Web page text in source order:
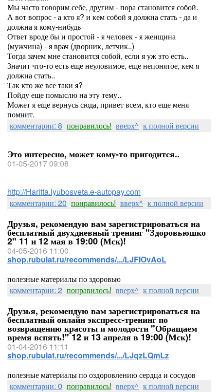
Мы часто говорим себе, другим - пора становится собой.
А вот вопрос - а кто я? и кем собой я должна стать - да и
должна я кому-нибудь
Ответ вроде бы и простой - я человек - я женщина
(мужчина) - я врач (дворник, летчик..)
Тогда зачем мне становится собой, если я уж это есть..
Значит что-то есть еще неуловимое, еще непонятое, кем я
должна стать..
Так кто же все таки я?
Пойду еще помыслю на эту тему..
Может я еще вернусь сюда, привет всем, кто еще меня
помнит.
комментарии: 8 понравилось! вверх^ к полной версии
Это интересно, может кому-то пригодится..
01-05-2017 09:08
http://Haritta.lyubosveta.e-autopay.com
комментарии: 20 понравилось! вверх^ к полной версии
Друзья, рекомендую вам зарегистрироваться на
бесплатный двухдневный тренинг "Здоровьюшко
2" 11 и 12 мая в 19:00 (Мск)!
04-05-2016 11:00
shop.rubulat.ru/recommends/.../LJFIOvAoL
полезные материалы по здоровью
комментарии: 2 понравилось! вверх^ к полной версии
Друзья, рекомендую вам зарегистрироваться на
бесплатный онлайн экспресс-тренинг по
возвращению красоты и молодости "Обращаем
время вспять!" 12 и 13 апреля в 19:00 (Мск)!
01-04-2016 11:11
shop.rubulat.ru/recommends/.../LJqzLQmLz
полезные материалы по оздоровлению сердца и сосудов
комментарии: 0 понравилось! вверх^ к полной версии